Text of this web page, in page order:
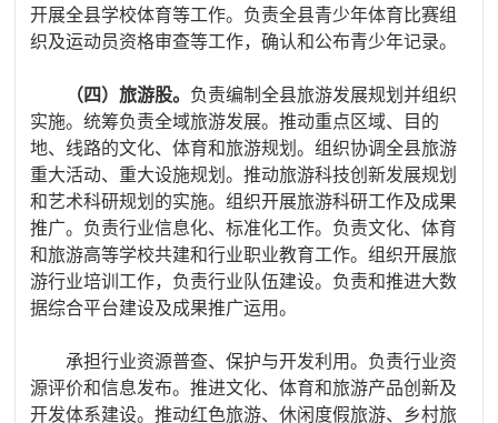
开展全县学校体育等工作。负责全县青少年体育比赛组
织及运动员资格审查等工作，确认和公布青少年记录。
（四）旅游股。 负责编制全县旅游发展规划并组织
实施。统筹负责全域旅游发展。推动重点区域、目的
地、线路的文化、体育和旅游规划。组织协调全县旅游
重大活动、重大设施规划。推动旅游科技创新发展规划
和艺术科研规划的实施。组织开展旅游科研工作及成果
推广。负责行业信息化、标准化工作。负责文化、体育
和旅游高等学校共建和行业职业教育工作。组织开展旅
游行业培训工作，负责行业队伍建设。负责和推进大数
据综合平台建设及成果推广运用。
承担行业资源普查、保护与开发利用。负责行业资
源评价和信息发布。推进文化、体育和旅游产品创新及
开发体系建设。推动红色旅游、休闲度假旅游、乡村旅